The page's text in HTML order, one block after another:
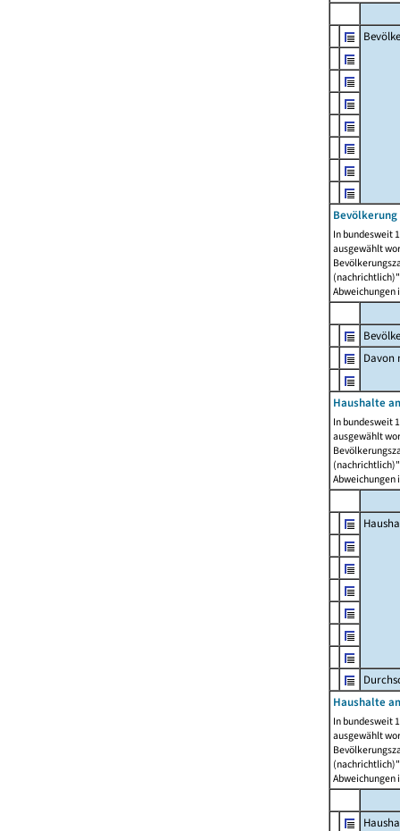
In bundesweit
ausgewählt
Abweichungen
Davon
Haushalte
In bundesweit
ausgewählt
Abweichungen
Haushalte
In bundesweit
ausgewählt
Abweichungen